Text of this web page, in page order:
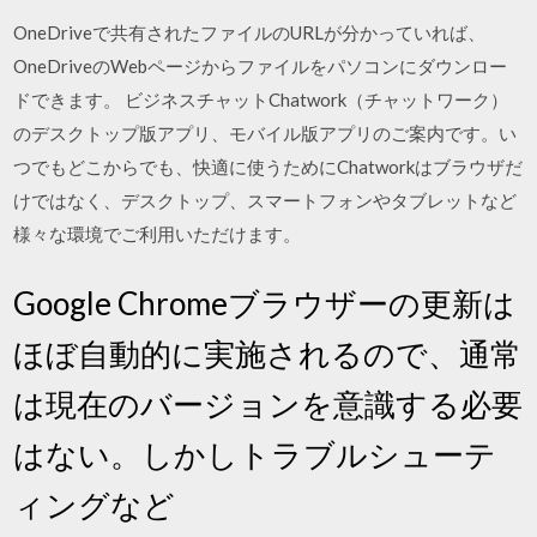
OneDriveで共有されたファイルのURLが分かっていれば、
OneDriveのWebページからファイルをパソコンにダウンロー
ドできます。 ビジネスチャットChatwork（チャットワーク）
のデスクトップ版アプリ、モバイル版アプリのご案内です。い
つでもどこからでも、快適に使うためにChatworkはブラウザだ
けではなく、デスクトップ、スマートフォンやタブレットなど
様々な環境でご利用いただけます。
Google Chromeブラウザーの更新は
ほぼ自動的に実施されるので、通常
は現在のバージョンを意識する必要
はない。しかしトラブルシューテ
ィングなど